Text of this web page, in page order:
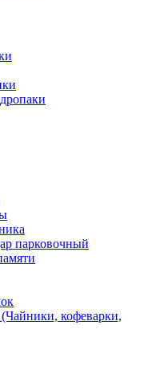
парковочный
кофеварки,